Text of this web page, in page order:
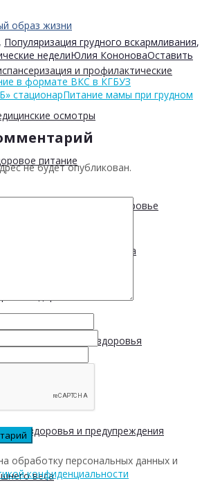
образ жизни
и профилактические
осмотры
питание
активность и здоровье
гимнастика
мужского здоровья
здоровья
здоровья и предупреждения
веса
, Популяризация грудного вскармливания,
неделиЮлия КононоваОставить
в формате ВКС в КГБУЗ
стационарПитание мамы при грудном
не будет опубликован.
обработку персональных данных и
конфиденциальности